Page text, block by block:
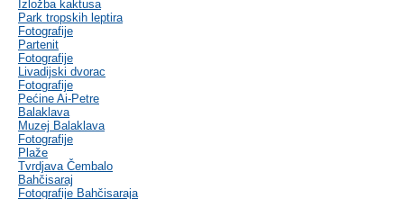
Izložba kaktusa
Park tropskih leptira
Fotografije
Partenit
Fotografije
Livadijski dvorac
Fotografije
Pećine Ai-Petre
Balaklava
Muzej Balaklava
Fotografije
Plaže
Tvrdjava Čembalo
Bahčisaraj
Fotografije Bahčisaraja